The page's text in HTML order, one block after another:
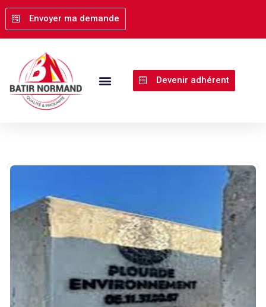
Envoyer ma demande
Devenir adhérent
Back